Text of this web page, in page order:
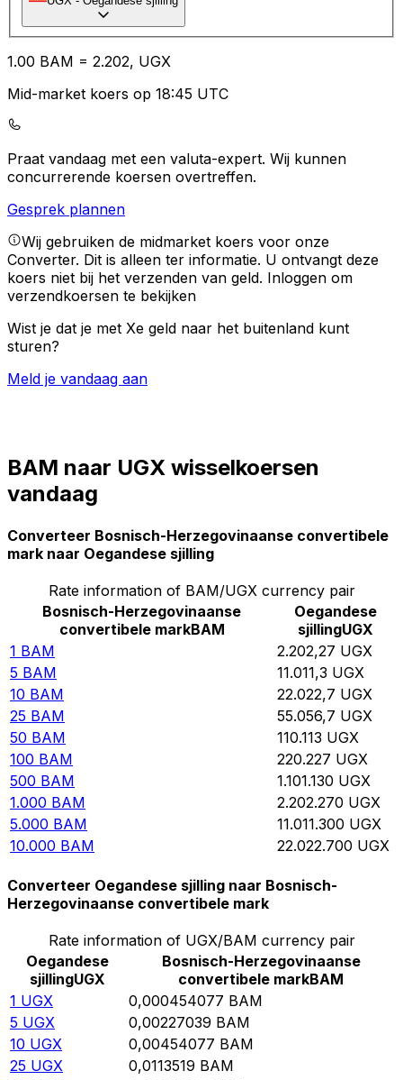
1.00 BAM = 2.202, UGX
Mid-market koers op 18:45 UTC
Praat vandaag met een valuta-expert. Wij kunnen
concurrerende koersen overtreffen.
Gesprek plannen
Wij gebruiken de midmarket koers voor onze
Converter. Dit is alleen ter informatie. U ontvangt deze
koers niet bij het verzenden van geld. Inloggen om
verzendkoersen te bekijken
Wist je dat je met Xe geld naar het buitenland kunt
sturen?
Meld je vandaag aan
BAM naar UGX wisselkoersen
vandaag
Converteer Bosnisch-Herzegovinaanse convertibele
mark naar Oegandese sjilling
Rate information of BAM/UGX currency pair
Bosnisch-Herzegovinaanse
convertibele markBAM
Oegandese
sjillingUGX
1 BAM 2.202,27 UGX
5 BAM 11.011,3 UGX
10 BAM 22.022,7 UGX
25 BAM 55.056,7 UGX
50 BAM 110.113 UGX
100 BAM 220.227 UGX
500 BAM 1.101.130 UGX
1.000 BAM 2.202.270 UGX
5.000 BAM 11.011.300 UGX
10.000 BAM 22.022.700 UGX
Converteer Oegandese sjilling naar Bosnisch-
Herzegovinaanse convertibele mark
Rate information of UGX/BAM currency pair
Oegandese
sjillingUGX
Bosnisch-Herzegovinaanse
convertibele markBAM
1 UGX 0,000454077 BAM
5 UGX 0,00227039 BAM
10 UGX 0,00454077 BAM
25 UGX 0,0113519 BAM